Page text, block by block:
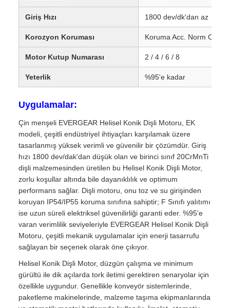
Giriş Hızı 1800 dev/dk'dan az
Korozyon Koruması Koruma Acc. Norm C1,
Motor Kutup Numarası 2 / 4 / 6 / 8
Yeterlik %95'e kadar
Uygulamalar:
Çin menşeli EVERGEAR Helisel Konik Dişli Motoru, EK
modeli, çeşitli endüstriyel ihtiyaçları karşılamak üzere
tasarlanmış yüksek verimli ve güvenilir bir çözümdür. Giriş
hızı 1800 dev/dak'dan düşük olan ve birinci sınıf 20CrMnTi
dişli malzemesinden üretilen bu Helisel Konik Dişli Motor,
zorlu koşullar altında bile dayanıklılık ve optimum
performans sağlar. Dişli motoru, onu toz ve su girişinden
koruyan IP54/IP55 koruma sınıfına sahiptir; F Sınıfı yalıtımı
ise uzun süreli elektriksel güvenilirliği garanti eder. %95'e
varan verimlilik seviyeleriyle EVERGEAR Helisel Konik Dişli
Motoru, çeşitli mekanik uygulamalar için enerji tasarrufu
sağlayan bir seçenek olarak öne çıkıyor.
Helisel Konik Dişli Motor, düzgün çalışma ve minimum
gürültü ile dik açılarda tork iletimi gerektiren senaryolar için
özellikle uygundur. Genellikle konveyör sistemlerinde,
paketleme makinelerinde, malzeme taşıma ekipmanlarında